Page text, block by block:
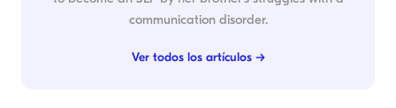
communication disorder.
Ver todos los artículos →